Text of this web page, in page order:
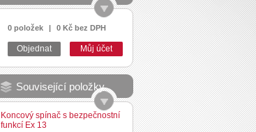
0 položek | 0 Kč bez DPH
Objednat Můj účet
Související položky
Koncový spínač s bezpečnostní
funkcí Ex 13